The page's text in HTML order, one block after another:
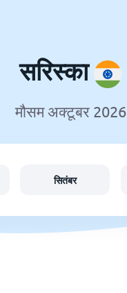
सरिस्का
मौसम अक्टूबर 2026
सितंबर